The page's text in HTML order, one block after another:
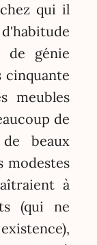
qui il
de génie
cinquante
meubles
de
beaux
modestes
à
(qui ne